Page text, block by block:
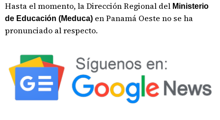
Hasta el momento, la Dirección Regional del Ministerio
de Educación (Meduca) en Panamá Oeste no se ha
pronunciado al respecto.